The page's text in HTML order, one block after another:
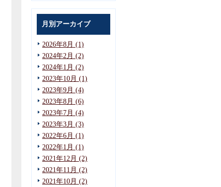
月別アーカイブ
2026年8月 (1)
2024年2月 (2)
2024年1月 (2)
2023年10月 (1)
2023年9月 (4)
2023年8月 (6)
2023年7月 (4)
2023年3月 (3)
2022年6月 (1)
2022年1月 (1)
2021年12月 (2)
2021年11月 (2)
2021年10月 (2)